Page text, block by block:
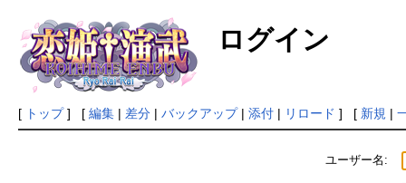
ログイン
[ トップ] [ 編集| 差分| バックアップ| 添付| リロード ] [ 新規 |
ユーザー名: